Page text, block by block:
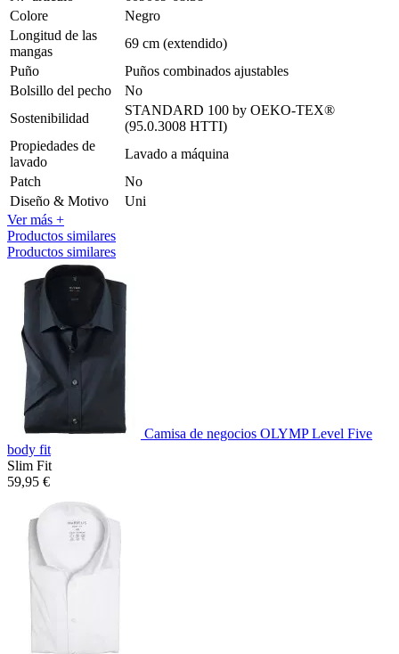
Colore
Negro
Longitud de las
mangas
69 cm (extendido)
Puño
Puños combinados ajustables
Bolsillo del pecho
No
Sostenibilidad
STANDARD 100 by OEKO-TEX®
(95.0.3008 HTTI)
Propiedades de
lavado
Lavado a máquina
Patch
No
Diseño & Motivo
Uni
Ver más +
Productos similares
Productos similares
Camisa de negocios OLYMP Level Five
body fit
Slim Fit
59,95 €